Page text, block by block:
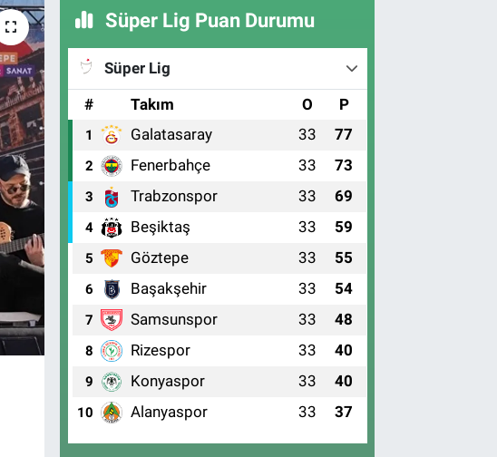
Süper Lig Puan Durumu
Süper Lig
#
Takım O P
1 Galatasaray 33 77
2 Fenerbahçe 33 73
3 Trabzonspor 33 69
4 Beşiktaş 33 59
5 Göztepe 33 55
6 Başakşehir 33 54
7 Samsunspor 33 48
8 Rizespor 33 40
9 Konyaspor 33 40
10 Alanyaspor 33 37